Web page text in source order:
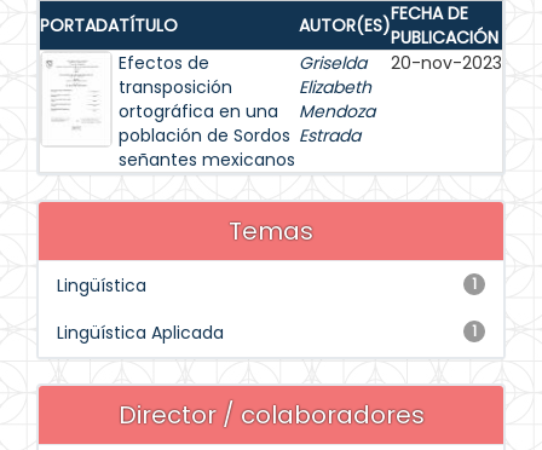
PORTADATÍTULO AUTOR(ES)FECHA DE
PUBLICACIÓN
Efectos de
transposición
ortográfica en una
población de Sordos
señantes mexicanos
Griselda
Elizabeth
Mendoza
Estrada
20-nov-2023
Temas
1
Lingüística
1
Lingüística Aplicada
Director / colaboradores